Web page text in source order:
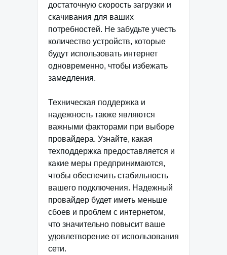
достаточную скорость загрузки и
скачивания для ваших
потребностей. Не забудьте учесть
количество устройств, которые
будут использовать интернет
одновременно, чтобы избежать
замедления.
Техническая поддержка и
надежность также являются
важными факторами при выборе
провайдера. Узнайте, какая
техподдержка предоставляется и
какие меры предпринимаются,
чтобы обеспечить стабильность
вашего подключения. Надежный
провайдер будет иметь меньше
сбоев и проблем с интернетом,
что значительно повысит ваше
удовлетворение от использования
сети.